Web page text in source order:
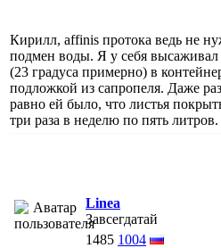
Кирилл, affinis протока ведь не
подмен воды. Я у себя
(23 градуса примерно) в
подложкой из сапропеля. Даже
равно ей было, что листья
три раза в неделю по пять литров.
Linea
Завсегдатай
1485 1004